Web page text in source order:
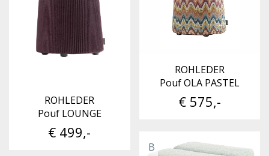
ROHLEDER
Pouf LOUNGE
€ 499,-
ROHLEDER
Pouf OLA PASTEL
€ 575,-
B